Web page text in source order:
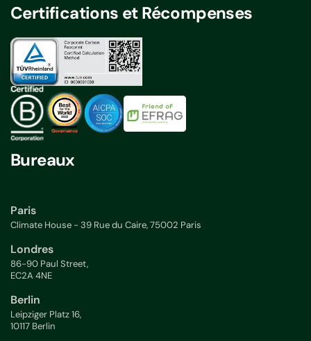
Certifications et Récompenses
Bureaux
Paris
Climate House - 39 Rue du Caire, 75002 Paris
Londres
86-90 Paul Street,
EC2A 4NE
Berlin
Leipziger Platz 16,
10117 Berlin